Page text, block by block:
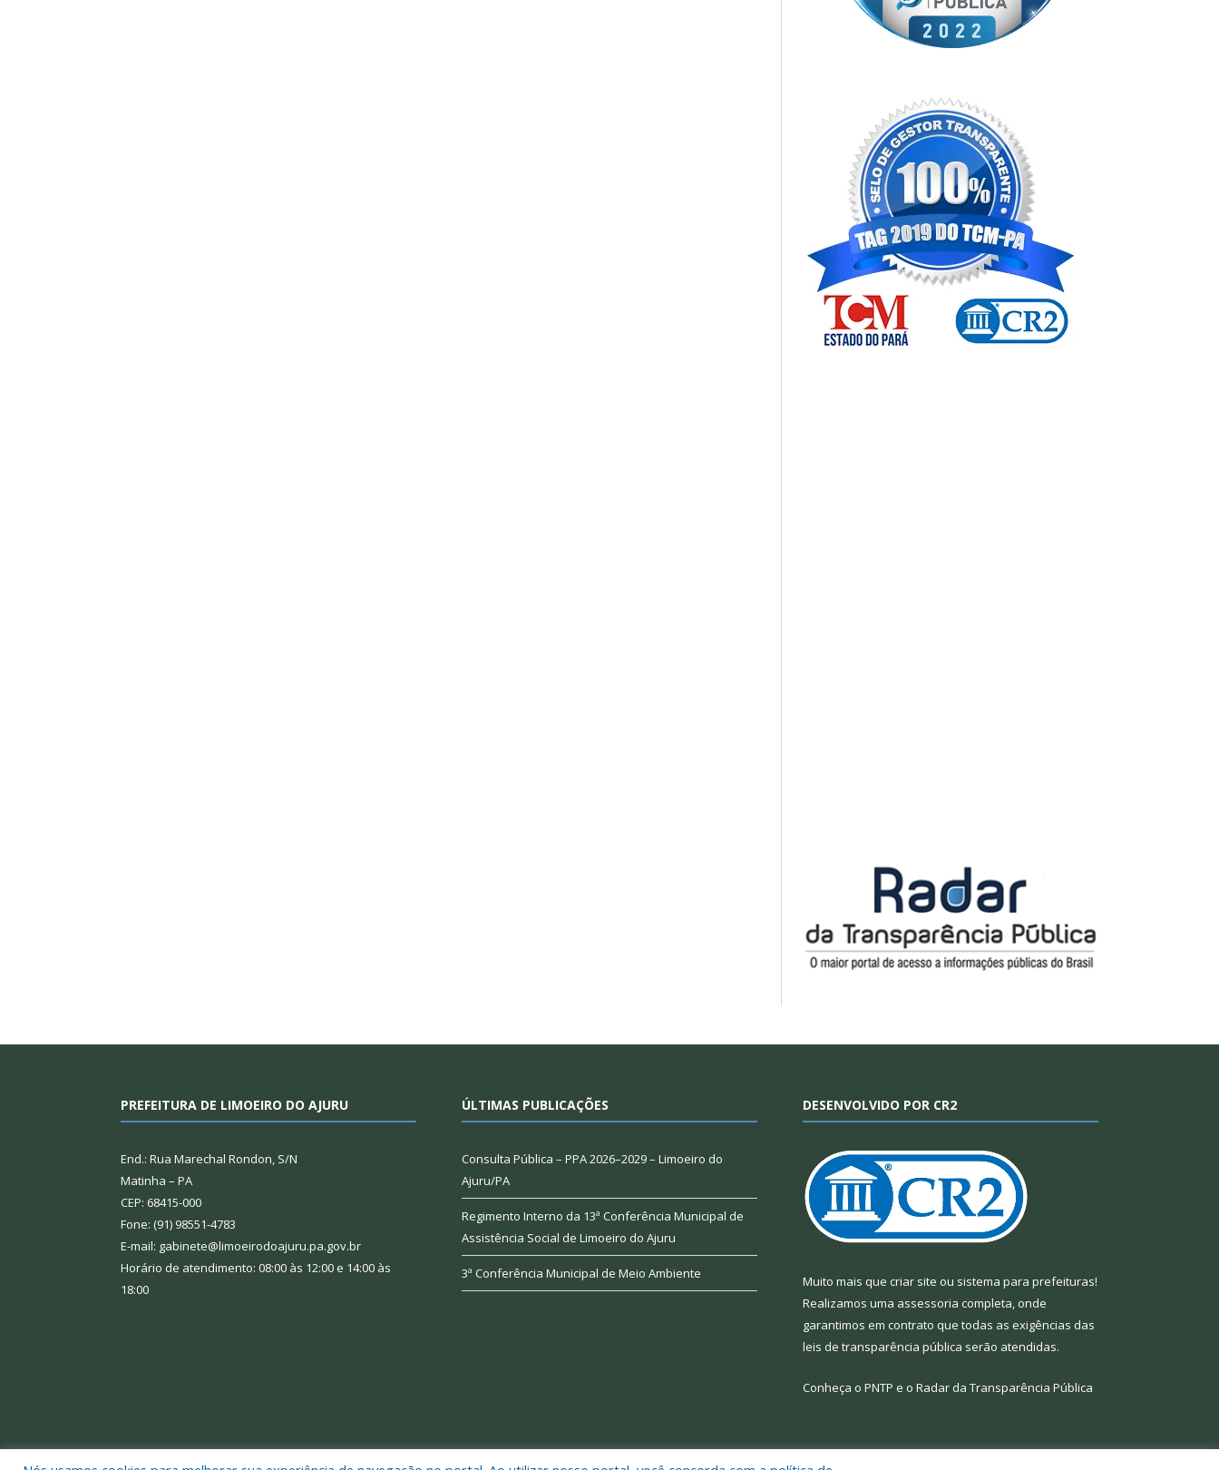
PREFEITURA DE LIMOEIRO DO AJURU
End.: Rua Marechal Rondon, S/N
Matinha – PA
CEP: 68415-000
Fone: (91) 98551-4783
E-mail: gabinete@limoeirodoajuru.pa.gov.br
Horário de atendimento: 08:00 às 12:00 e 14:00 às
18:00
ÚLTIMAS PUBLICAÇÕES
Consulta Pública – PPA 2026–2029 – Limoeiro do
Ajuru/PA
Regimento Interno da 13ª Conferência Municipal de
Assistência Social de Limoeiro do Ajuru
3ª Conferência Municipal de Meio Ambiente
DESENVOLVIDO POR CR2
Muito mais que criar site ou sistema para prefeituras!
Realizamos uma assessoria completa, onde
garantimos em contrato que todas as exigências das
leis de transparência pública serão atendidas.
Conheça o PNTP e o Radar da Transparência Pública